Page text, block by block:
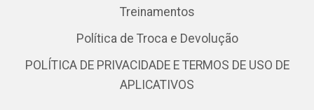
Treinamentos
Política de Troca e Devolução
POLÍTICA DE PRIVACIDADE E TERMOS DE USO DE
APLICATIVOS